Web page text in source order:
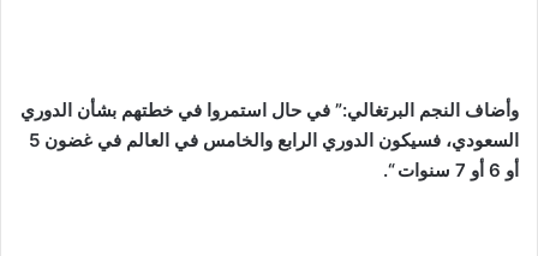
وأضاف النجم البرتغالي:” في حال استمروا في خطتهم بشأن الدوري
السعودي، فسيكون الدوري الرابع والخامس في العالم في غضون 5
أو 6 أو 7 سنوات “.